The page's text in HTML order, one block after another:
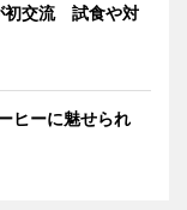
初交流 試食や対
ヒーに魅せられ